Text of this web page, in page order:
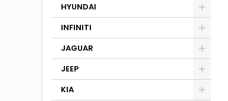
HYUNDAI
INFINITI
JAGUAR
JEEP
KIA